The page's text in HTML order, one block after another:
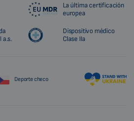
La última certificación
europea
a.s.
Dispositivo médico
Clase IIa
Deporte checo